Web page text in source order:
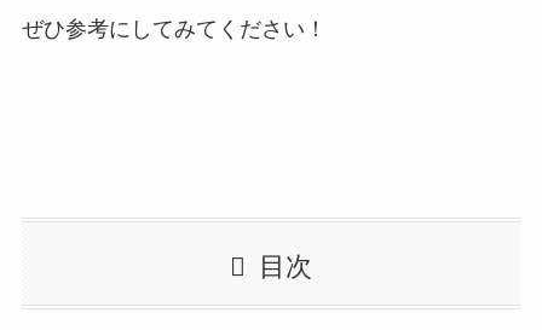
ぜひ参考にしてみてください！
目次